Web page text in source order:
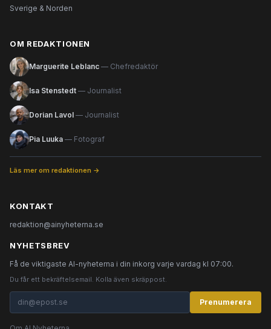
Sverige & Norden
OM REDAKTIONEN
Marguerite Leblanc — Chefredaktör
Isa Stenstedt — Journalist
Dorian Lavol — Journalist
Pia Luuka — Fotograf
Läs mer om redaktionen →
KONTAKT
redaktion@ainyheterna.se
NYHETSBREV
Få de viktigaste AI-nyheterna i din inkorg varje vardag kl 07:00.
Du får ett bekräftelsemail. Kolla även skräppost.
Prenumerera